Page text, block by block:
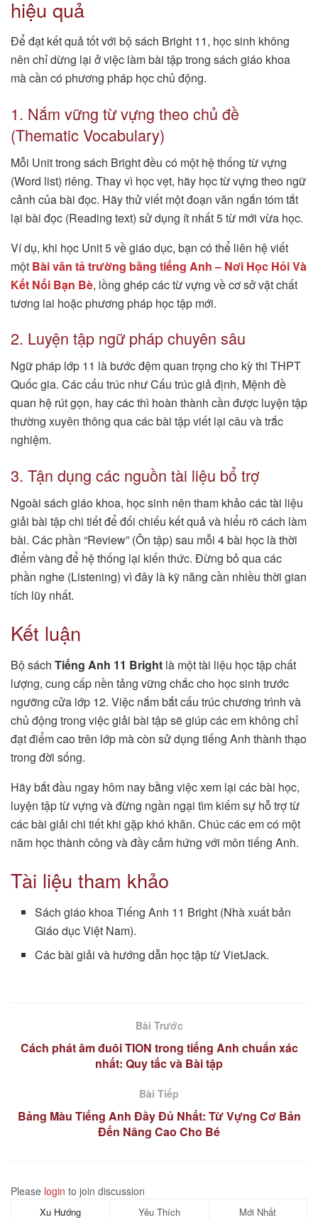
hiệu quả
Để đạt kết quả tốt với bộ sách Bright 11, học sinh không
nên chỉ dừng lại ở việc làm bài tập trong sách giáo khoa
mà cần có phương pháp học chủ động.
1. Nắm vững từ vựng theo chủ đề
(Thematic Vocabulary)
Mỗi Unit trong sách Bright đều có một hệ thống từ vựng
(Word list) riêng. Thay vì học vẹt, hãy học từ vựng theo ngữ
cảnh của bài đọc. Hãy thử viết một đoạn văn ngắn tóm tắt
lại bài đọc (Reading text) sử dụng ít nhất 5 từ mới vừa học.
Ví dụ, khi học Unit 5 về giáo dục, bạn có thể liên hệ viết
một Bài văn tả trường bằng tiếng Anh – Nơi Học Hỏi Và
Kết Nối Bạn Bè, lồng ghép các từ vựng về cơ sở vật chất
tương lai hoặc phương pháp học tập mới.
2. Luyện tập ngữ pháp chuyên sâu
Ngữ pháp lớp 11 là bước đệm quan trọng cho kỳ thi THPT
Quốc gia. Các cấu trúc như Cấu trúc giả định, Mệnh đề
quan hệ rút gọn, hay các thì hoàn thành cần được luyện tập
thường xuyên thông qua các bài tập viết lại câu và trắc
nghiệm.
3. Tận dụng các nguồn tài liệu bổ trợ
Ngoài sách giáo khoa, học sinh nên tham khảo các tài liệu
giải bài tập chi tiết để đối chiếu kết quả và hiểu rõ cách làm
bài. Các phần “Review” (Ôn tập) sau mỗi 4 bài học là thời
điểm vàng để hệ thống lại kiến thức. Đừng bỏ qua các
phần nghe (Listening) vì đây là kỹ năng cần nhiều thời gian
tích lũy nhất.
Kết luận
Bộ sách Tiếng Anh 11 Bright là một tài liệu học tập chất
lượng, cung cấp nền tảng vững chắc cho học sinh trước
ngưỡng cửa lớp 12. Việc nắm bắt cấu trúc chương trình và
chủ động trong việc giải bài tập sẽ giúp các em không chỉ
đạt điểm cao trên lớp mà còn sử dụng tiếng Anh thành thạo
trong đời sống.
Hãy bắt đầu ngay hôm nay bằng việc xem lại các bài học,
luyện tập từ vựng và đừng ngần ngại tìm kiếm sự hỗ trợ từ
các bài giải chi tiết khi gặp khó khăn. Chúc các em có một
năm học thành công và đầy cảm hứng với môn tiếng Anh.
Tài liệu tham khảo
Sách giáo khoa Tiếng Anh 11 Bright (Nhà xuất bản
Giáo dục Việt Nam).
Các bài giải và hướng dẫn học tập từ VietJack.
Bài Trước
Cách phát âm đuôi TION trong tiếng Anh chuẩn xác
nhất: Quy tắc và Bài tập
Bài Tiếp
Bảng Màu Tiếng Anh Đầy Đủ Nhất: Từ Vựng Cơ Bản
Đến Nâng Cao Cho Bé
Please login to join discussion
Xu Hướng Yêu Thích Mới Nhất